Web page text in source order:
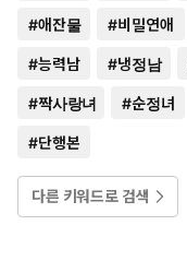
#애잔물 #비밀연애
#능력남 #냉정남
#짝사랑녀 #순정녀
#단행본
다른 키워드로 검색